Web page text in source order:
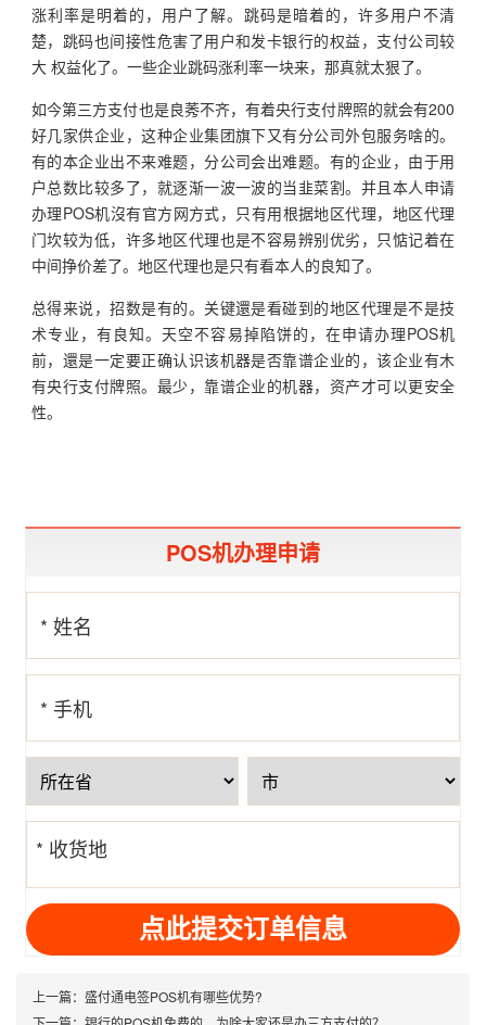
涨利率是明着的，用户了解。跳码是暗着的，许多用户不清
楚，跳码也间接性危害了用户和发卡银行的权益，支付公司较
大 权益化了。一些企业跳码涨利率一块来，那真就太狠了。
如今第三方支付也是良莠不齐，有着央行支付牌照的就会有200
好几家供企业，这种企业集团旗下又有分公司外包服务啥的。
有的本企业出不来难题，分公司会出难题。有的企业，由于用
户总数比较多了，就逐渐一波一波的当韭菜割。并且本人申请
办理POS机沒有官方网方式，只有用根据地区代理，地区代理
门坎较为低，许多地区代理也是不容易辨别优劣，只惦记着在
中间挣价差了。地区代理也是只有看本人的良知了。
总得来说，招数是有的。关键還是看碰到的地区代理是不是技
术专业，有良知。天空不容易掉陷饼的，在申请办理POS机
前，還是一定要正确认识该机器是否靠谱企业的，该企业有木
有央行支付牌照。最少，靠谱企业的机器，资产才可以更安全
性。
POS机办理申请
* 姓名
* 手机
号
* 收货地
址
上一篇： 盛付通电签POS机有哪些优势?